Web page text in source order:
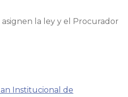
asignen la ley y el Procurador
Institucional de